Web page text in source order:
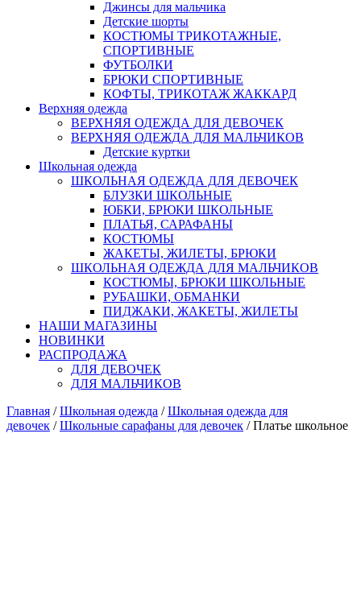
Джинсы для мальчика
Детские шорты
КОСТЮМЫ ТРИКОТАЖНЫЕ,
СПОРТИВНЫЕ
ФУТБОЛКИ
БРЮКИ СПОРТИВНЫЕ
КОФТЫ, ТРИКОТАЖ ЖАККАРД
Верхняя одежда
ВЕРХНЯЯ ОДЕЖДА ДЛЯ ДЕВОЧЕК
ВЕРХНЯЯ ОДЕЖДА ДЛЯ МАЛЬЧИКОВ
Детские куртки
Школьная одежда
ШКОЛЬНАЯ ОДЕЖДА ДЛЯ ДЕВОЧЕК
БЛУЗКИ ШКОЛЬНЫЕ
ЮБКИ, БРЮКИ ШКОЛЬНЫЕ
ПЛАТЬЯ, САРАФАНЫ
КОСТЮМЫ
ЖАКЕТЫ, ЖИЛЕТЫ, БРЮКИ
ШКОЛЬНАЯ ОДЕЖДА ДЛЯ МАЛЬЧИКОВ
КОСТЮМЫ, БРЮКИ ШКОЛЬНЫЕ
РУБАШКИ, ОБМАНКИ
ПИДЖАКИ, ЖАКЕТЫ, ЖИЛЕТЫ
НАШИ МАГАЗИНЫ
НОВИНКИ
РАСПРОДАЖА
ДЛЯ ДЕВОЧЕК
ДЛЯ МАЛЬЧИКОВ
Главная /Школьная одежда /Школьная одежда для
девочек /Школьные сарафаны для девочек / Платье школьное